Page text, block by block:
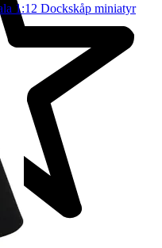
1:12 Dockskåp miniatyr